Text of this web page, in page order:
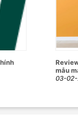
mẫu
03-